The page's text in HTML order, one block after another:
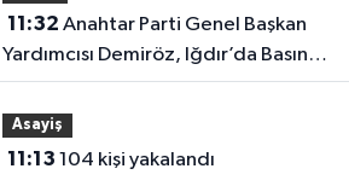
11:32
Yardımcısı Demiröz, Iğdır’da Basın
Mensuplarıyla Buluştu
Asayiş
11:13 104 kişi yakalandı